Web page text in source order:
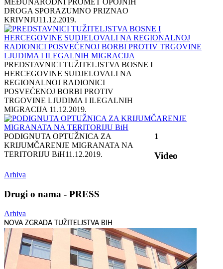
MEĐUNARODNI PROMET OPOJNIH
DROGA SPORAZUMNO PRIZNAO
KRIVNJU11.12.2019.
PREDSTAVNICI TUŽITELJSTVA BOSNE I
HERCEGOVINE SUDJELOVALI NA
REGIONALNOJ RADIONICI
POSVEĆENOJ BORBI PROTIV
TRGOVINE LJUDIMA I ILEGALNIH
MIGRACIJA 11.12.2019.
PODIGNUTA OPTUŽNICA ZA
KRIJUMČARENJE MIGRANATA NA
TERITORIJU BiH11.12.2019.
1
Video
Arhiva
Drugi o nama - PRESS
Arhiva
NOVA ZGRADA TUŽITELJSTVA BIH